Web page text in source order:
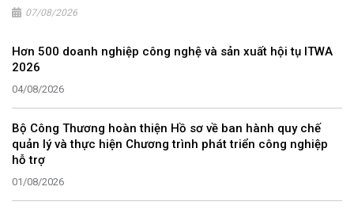
07/08/2026
Hơn 500 doanh nghiệp công nghệ và sản xuất hội tụ ITWA
2026
04/08/2026
Bộ Công Thương hoàn thiện Hồ sơ về ban hành quy chế
quản lý và thực hiện Chương trình phát triển công nghiệp
hỗ trợ
01/08/2026